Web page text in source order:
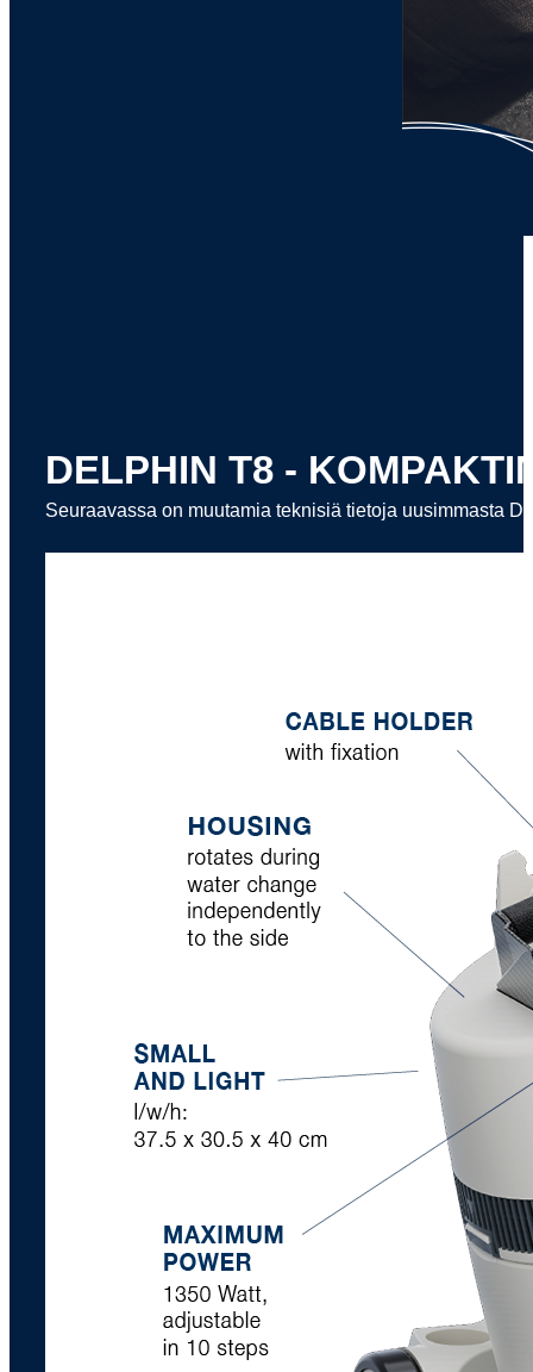
DELPHIN T8 -
Seuraavassa on muutamia teknisiä tietoja uusimmasta